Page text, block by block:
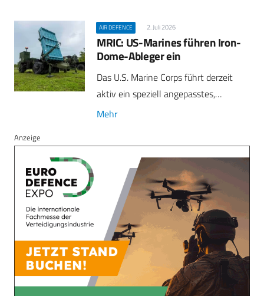
AIR DEFENCE 2. Juli 2026
MRIC: US-Marines führen Iron-
Dome-Ableger ein
Das U.S. Marine Corps führt derzeit
aktiv ein speziell angepasstes,…
Mehr
Anzeige